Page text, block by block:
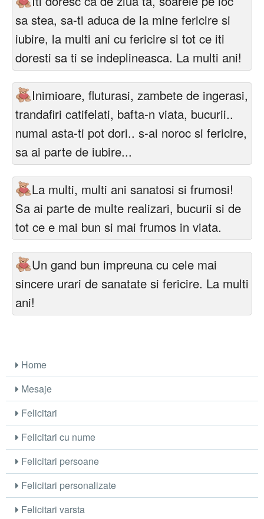
sa stea, sa-ti aduca de la mine fericire si
iubire, la multi ani cu fericire si tot ce iti
doresti sa ti se indeplineasca. La multi ani!
Inimioare, fluturasi, zambete de ingerasi,
trandafiri catifelati, bafta-n viata, bucurii..
numai asta-ti pot dori.. s-ai noroc si fericire,
sa ai parte de iubire...
La multi, multi ani sanatosi si frumosi!
Sa ai parte de multe realizari, bucurii si de
tot ce e mai bun si mai frumos in viata.
Un gand bun impreuna cu cele mai
sincere urari de sanatate si fericire. La multi
ani!
Home
Mesaje
Felicitari
Felicitari cu nume
Felicitari persoane
Felicitari personalizate
Felicitari varsta